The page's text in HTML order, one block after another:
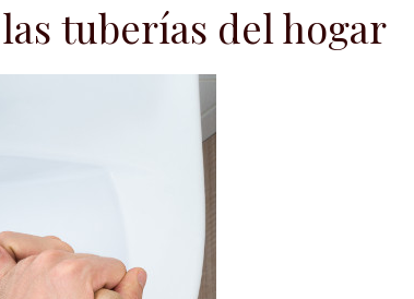
tuberías del hogar